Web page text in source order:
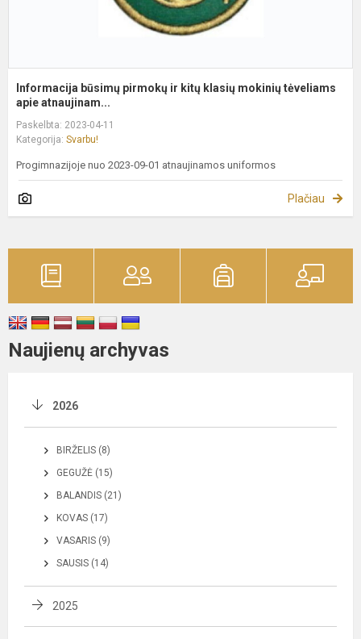
Informacija būsimų pirmokų ir kitų klasių mokinių tėveliams
apie atnaujinam...
Paskelbta: 2023-04-11
Kategorija: Svarbu!
Progimnazijoje nuo 2023-09-01 atnaujinamos uniformos
Plačiau
Naujienų archyvas
2026
BIRŽELIS (8)
GEGUŽĖ (15)
BALANDIS (21)
KOVAS (17)
VASARIS (9)
SAUSIS (14)
2025